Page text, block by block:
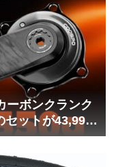
ーボンクランク
セットが43,999